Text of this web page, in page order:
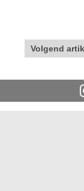
Volgend